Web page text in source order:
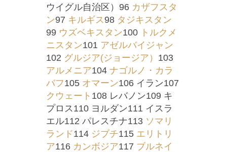
ウイグル自治区）96 カザフスタ
ン97 キルギス 98 タジキスタン
99 ウズベキスタン100 トルクメ
ニスタン101 アゼルバイジャン
102 グルジア(ジョージア） 103
アルメニア104ナゴルノ・カラ
バフ105 オマーン106 イラン107
クウェート 108 レバノン109 キ
プロス110 ヨルダン111 イスラ
エル112 パレスチナ113 ソマリ
ランド114 ジブチ115 エリトリ
ア116 カンボジア117 ブルネイ